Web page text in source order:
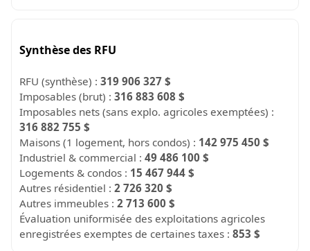
Synthèse des RFU
RFU (synthèse) :319 906 327 $
Imposables (brut) :316 883 608 $
Imposables nets (sans explo. agricoles exemptées) :
316 882 755 $
Maisons (1 logement, hors condos) : 142 975 450 $
Industriel & commercial :49 486 100 $
Logements & condos : 15 467 944 $
Autres résidentiel :2 726 320 $
Autres immeubles :2 713 600 $
Évaluation uniformisée des exploitations agricoles
enregistrées exemptes de certaines taxes :853 $